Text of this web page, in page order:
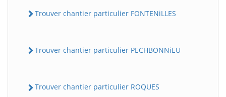
Trouver chantier particulier FONTENiLLES
Trouver chantier particulier PECHBONNiEU
Trouver chantier particulier ROQUES